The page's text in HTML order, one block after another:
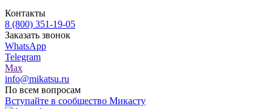
Контакты
8 (800) 351-19-05
Заказать звонок
WhatsApp
Telegram
Max
info@mikatsu.ru
По всем вопросам
Вступайте в сообщество Микасту